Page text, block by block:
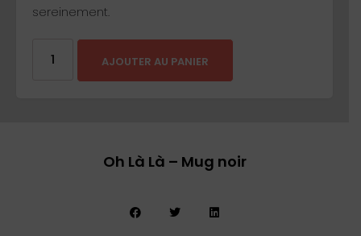
sereinement.
AJOUTER AU PANIER
Oh Là Là – Mug noir